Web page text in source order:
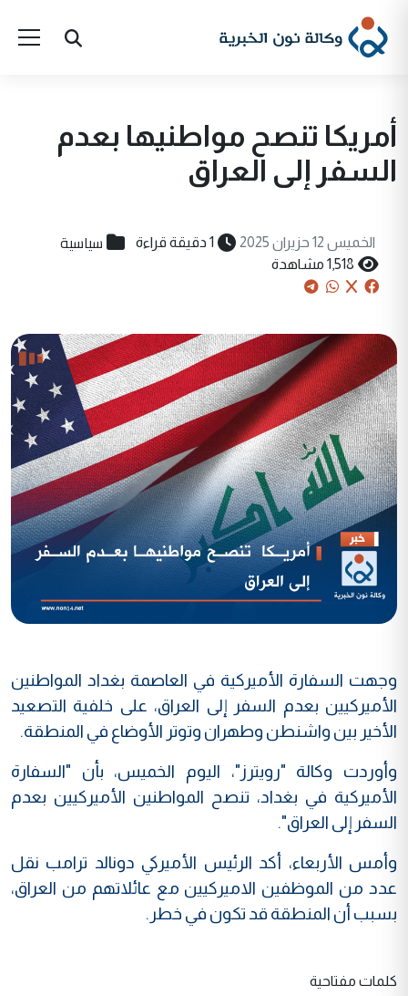
أمريكا تنصح مواطنيها بعدم
السفر إلى العراق
الخميس 12 حزيران 2025 1 دقيقة قراءة سياسية
1,518 مشاهدة
وجهت السفارة الأميركية في العاصمة بغداد المواطنين
الأميركيين بعدم السفر إلى العراق، على خلفية التصعيد
الأخير بين واشنطن وطهران وتوتر الأوضاع في المنطقة.
وأوردت وكالة "رويترز"، اليوم الخميس، بأن "السفارة
الأميركية في بغداد، تنصح المواطنين الأميركيين بعدم
السفر إلى العراق".
وأمس الأربعاء، أكد الرئيس الأميركي دونالد ترامب نقل
عدد من الموظفين الاميركيين مع عائلاتهم من العراق،
بسبب أن المنطقة قد تكون في خطر.
كلمات مفتاحية